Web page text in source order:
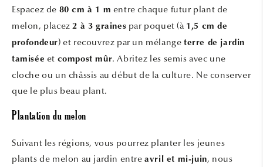
Espacez de 80 cm à 1 m entre chaque futur plant de
melon, placez2 à 3 graines par poquet (à 1,5 cm de
profondeur) et recouvrez par un mélange terre de jardin
tamisée et compost mûr. Abritez les semis avec une
cloche ou un châssis au début de la culture. Ne conserver
que le plus beau plant.
Plantation du melon
Suivant les régions, vous pourrez planter les jeunes
plants de melon au jardin entreavril et mi-juin, nous